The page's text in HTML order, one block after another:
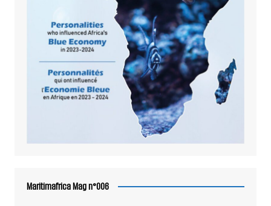
Maritimafrica Mag n°006